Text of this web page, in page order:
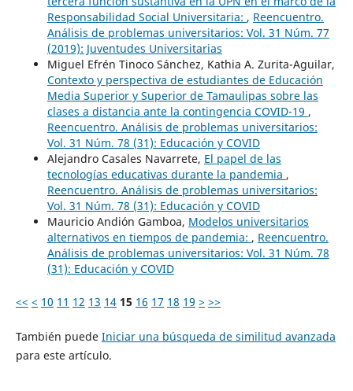
Responsabilidad Social Universitaria: , Reencuentro.
Análisis de problemas universitarios: Vol. 31 Núm. 77
(2019): Juventudes Universitarias
Miguel Efrén Tinoco Sánchez, Kathia A. Zurita-Aguilar,
Contexto y perspectiva de estudiantes de Educación
Media Superior y Superior de Tamaulipas sobre las
clases a distancia ante la contingencia COVID-19 ,
Reencuentro. Análisis de problemas universitarios:
Vol. 31 Núm. 78 (31): Educación y COVID
Alejandro Casales Navarrete, El papel de las
tecnologías educativas durante la pandemia ,
Reencuentro. Análisis de problemas universitarios:
Vol. 31 Núm. 78 (31): Educación y COVID
Mauricio Andión Gamboa, Modelos universitarios
alternativos en tiempos de pandemia: , Reencuentro.
Análisis de problemas universitarios: Vol. 31 Núm. 78
(31): Educación y COVID
<< < 10 11 12 13 14 15 16 17 18 19 > >>
También puede Iniciar una búsqueda de similitud avanzada
para este artículo.